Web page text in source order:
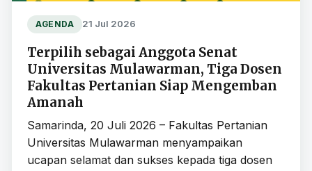
AGENDA 21 Jul 2026
Terpilih sebagai Anggota Senat
Universitas Mulawarman, Tiga Dosen
Fakultas Pertanian Siap Mengemban
Amanah
Samarinda, 20 Juli 2026 – Fakultas Pertanian
Universitas Mulawarman menyampaikan
ucapan selamat dan sukses kepada tiga dosen